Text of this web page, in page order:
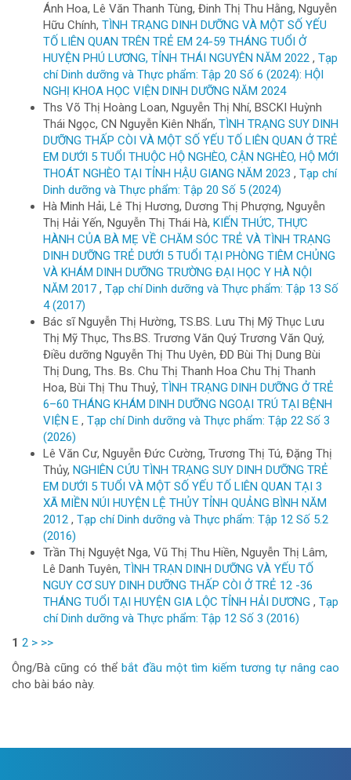
Ánh Hoa, Lê Văn Thanh Tùng, Đinh Thị Thu Hằng, Nguyễn
Hữu Chính, TÌNH TRẠNG DINH DƯỠNG VÀ MỘT SỐ YẾU
TỐ LIÊN QUAN TRÊN TRẺ EM 24-59 THÁNG TUỔI Ở
HUYỆN PHÚ LƯƠNG, TỈNH THÁI NGUYÊN NĂM 2022 , Tạp
chí Dinh dưỡng và Thực phẩm: Tập 20 Số 6 (2024): HỘI
NGHỊ KHOA HỌC VIỆN DINH DƯỠNG NĂM 2024
Ths Võ Thị Hoàng Loan, Nguyễn Thị Nhí, BSCKI Huỳnh
Thái Ngọc, CN Nguyễn Kiên Nhẩn, TÌNH TRẠNG SUY DINH
DƯỠNG THẤP CÒI VÀ MỘT SỐ YẾU TỐ LIÊN QUAN Ở TRẺ
EM DƯỚI 5 TUỔI THUỘC HỘ NGHÈO, CẬN NGHÈO, HỘ MỚI
THOÁT NGHÈO TẠI TỈNH HẬU GIANG NĂM 2023 , Tạp chí
Dinh dưỡng và Thực phẩm: Tập 20 Số 5 (2024)
Hà Minh Hải, Lê Thị Hương, Dương Thị Phượng, Nguyễn
Thị Hải Yến, Nguyễn Thị Thái Hà, KIẾN THỨC, THỰC
HÀNH CỦA BÀ MẸ VỀ CHĂM SÓC TRẺ VÀ TÌNH TRẠNG
DINH DƯỠNG TRẺ DƯỚI 5 TUỔI TẠI PHÒNG TIÊM CHỦNG
VÀ KHÁM DINH DƯỠNG TRƯỜNG ĐẠI HỌC Y HÀ NỘI
NĂM 2017 , Tạp chí Dinh dưỡng và Thực phẩm: Tập 13 Số
4 (2017)
Bác sĩ Nguyễn Thị Hường, TS.BS. Lưu Thị Mỹ Thục Lưu
Thị Mỹ Thục, Ths.BS. Trương Văn Quý Trương Văn Quý,
Điều dưỡng Nguyễn Thị Thu Uyên, ĐD Bùi Thị Dung Bùi
Thị Dung, Ths. Bs. Chu Thị Thanh Hoa Chu Thị Thanh
Hoa, Bùi Thị Thu Thuỷ, TÌNH TRẠNG DINH DƯỠNG Ở TRẺ
6–60 THÁNG KHÁM DINH DƯỠNG NGOẠI TRÚ TẠI BỆNH
VIỆN E , Tạp chí Dinh dưỡng và Thực phẩm: Tập 22 Số 3
(2026)
Lê Văn Cư, Nguyễn Đức Cường, Trương Thị Tú, Đặng Thị
Thủy, NGHIÊN CỨU TÌNH TRẠNG SUY DINH DƯỠNG TRẺ
EM DƯỚI 5 TUỔI VÀ MỘT SỐ YẾU TỐ LIÊN QUAN TẠI 3
XÃ MIỀN NÚI HUYỆN LỆ THỦY TỈNH QUẢNG BÌNH NĂM
2012 , Tạp chí Dinh dưỡng và Thực phẩm: Tập 12 Số 5.2
(2016)
Trần Thị Nguyệt Nga, Vũ Thị Thu Hiền, Nguyễn Thị Lâm,
Lê Danh Tuyên, TÌNH TRẠN DINH DƯỠNG VÀ YẾU TỐ
NGUY CƠ SUY DINH DƯỠNG THẤP CÒI Ở TRẺ 12 -36
THÁNG TUỔI TẠI HUYỆN GIA LỘC TỈNH HẢI DƯƠNG , Tạp
chí Dinh dưỡng và Thực phẩm: Tập 12 Số 3 (2016)
1 2 > >>
Ông/Bà cũng có thểbắt đầu một tìm kiếm tương tự nâng cao
cho bài báo này.